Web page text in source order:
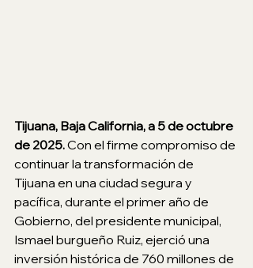
Tijuana, Baja California, a 5 de octubre
de 2025. Con el firme compromiso de
continuar la transformación de
Tijuana en una ciudad segura y
pacífica, durante el primer año de
Gobierno, del presidente municipal,
Ismael burgueño Ruiz, ejerció una
inversión histórica de 760 millones de